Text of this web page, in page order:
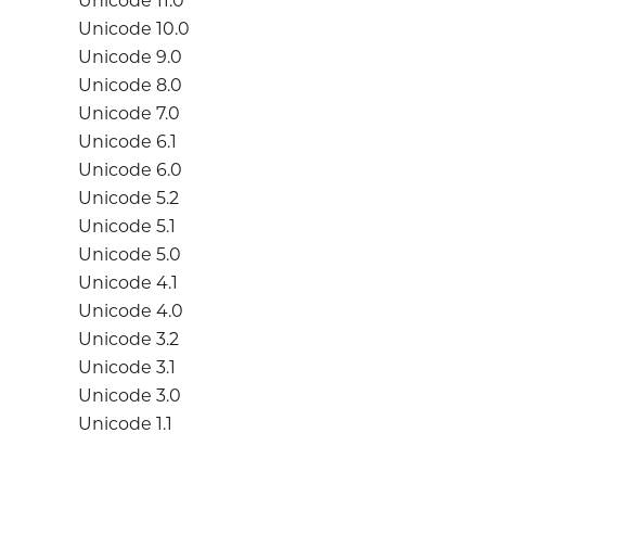
Unicode 10.0
Unicode 9.0
Unicode 8.0
Unicode 7.0
Unicode 6.1
Unicode 6.0
Unicode 5.2
Unicode 5.1
Unicode 5.0
Unicode 4.1
Unicode 4.0
Unicode 3.2
Unicode 3.1
Unicode 3.0
Unicode 1.1